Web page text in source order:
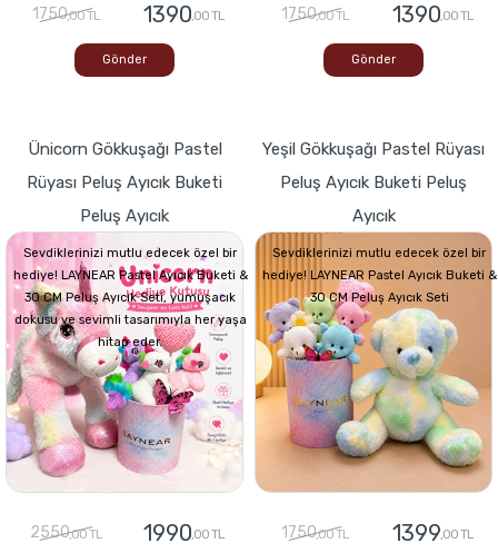
1750,00 TL 1390,00 TL
Gönder
1750,00 TL 1390,00 TL
Gönder
Ünicorn Gökkuşağı Pastel
Rüyası Peluş Ayıcık Buketi
Peluş Ayıcık
Sevdiklerinizi mutlu edecek özel bir
hediye! LAYNEAR Pastel Ayıcık Buketi &
30 CM Peluş Ayıcık Seti, yumuşacık
dokusu ve sevimli tasarımıyla her yaşa
hitap eder.
2550,00 TL 1990,00 TL
Yeşil Gökkuşağı Pastel Rüyası
Peluş Ayıcık Buketi Peluş
Ayıcık
Sevdiklerinizi mutlu edecek özel bir
hediye! LAYNEAR Pastel Ayıcık Buketi &
30 CM Peluş Ayıcık Seti
1750,00 TL 1399,00 TL